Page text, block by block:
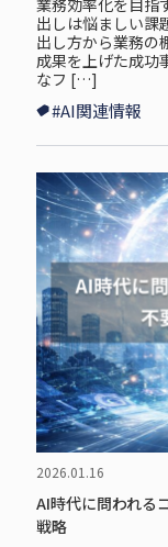
出しは悩ましい課
出し方から業務の
成果を上げた成功
なフ […]
#AI関連情報
2026.01.16
AI時代に問われる
戦略